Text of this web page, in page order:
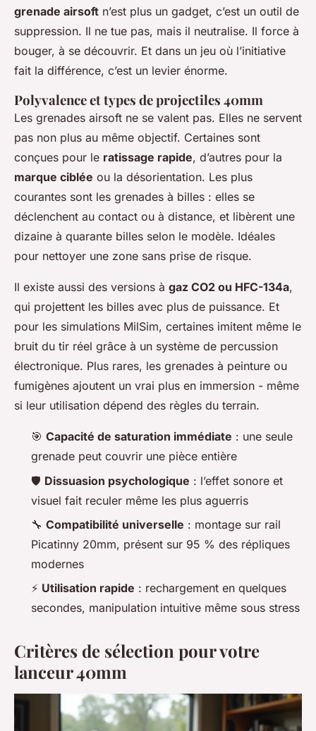
grenade airsoft n’est plus un gadget, c’est un outil de
suppression. Il ne tue pas, mais il neutralise. Il force à
bouger, à se découvrir. Et dans un jeu où l’initiative
fait la différence, c’est un levier énorme.
Polyvalence et types de projectiles 40mm
Les grenades airsoft ne se valent pas. Elles ne servent
pas non plus au même objectif. Certaines sont
conçues pour le ratissage rapide, d’autres pour la
marque ciblée ou la désorientation. Les plus
courantes sont les grenades à billes : elles se
déclenchent au contact ou à distance, et libèrent une
dizaine à quarante billes selon le modèle. Idéales
pour nettoyer une zone sans prise de risque.
Il existe aussi des versions à gaz CO2 ou HFC-134a,
qui projettent les billes avec plus de puissance. Et
pour les simulations MilSim, certaines imitent même le
bruit du tir réel grâce à un système de percussion
électronique. Plus rares, les grenades à peinture ou
fumigènes ajoutent un vrai plus en immersion - même
si leur utilisation dépend des règles du terrain.
🎯 Capacité de saturation immédiate : une seule
grenade peut couvrir une pièce entière
🛡️ Dissuasion psychologique : l’effet sonore et
visuel fait reculer même les plus aguerris
🔧 Compatibilité universelle : montage sur rail
Picatinny 20mm, présent sur 95 % des répliques
modernes
⚡ Utilisation rapide : rechargement en quelques
secondes, manipulation intuitive même sous stress
Critères de sélection pour votre
lanceur 40mm